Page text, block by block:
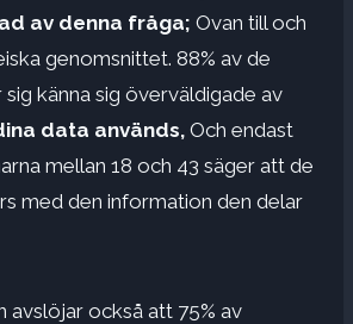
av denna fråga; Ovan till och
genomsnittet. 88% av de
känna sig överväldigade av
data används, Och endast
mellan 18 och 43 säger att de
med den information den delar
avslöjar också att 75% av